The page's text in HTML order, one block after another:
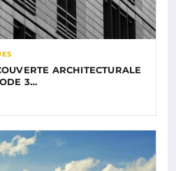
ARCHITECTURALE
3…